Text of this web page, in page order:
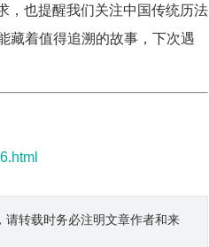
，也提醒我们关注中国传统历法
藏着值得追溯的故事，下次遇
转载时务必注明文章作者和来